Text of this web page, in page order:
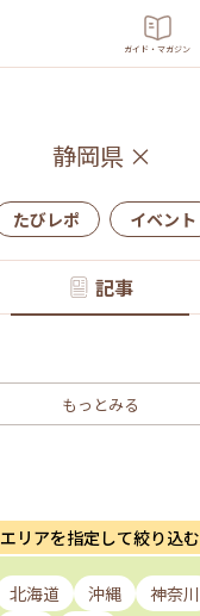
ガイド・マガジン
静岡県 ×
たびレポ イベント
記事
もっとみる
エリアを指定して絞り込む
北海道 沖縄 神奈川